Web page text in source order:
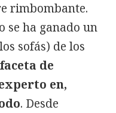
rimbombante.
se ha ganado un
sofás) de los
faceta de
en,
. Desde